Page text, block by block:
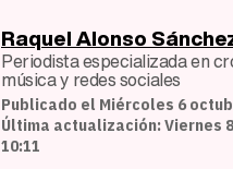
Raquel Alonso
Periodista especializada en
música y redes sociales
Publicado el Miércoles 6
Última actualización: Viernes
10:11